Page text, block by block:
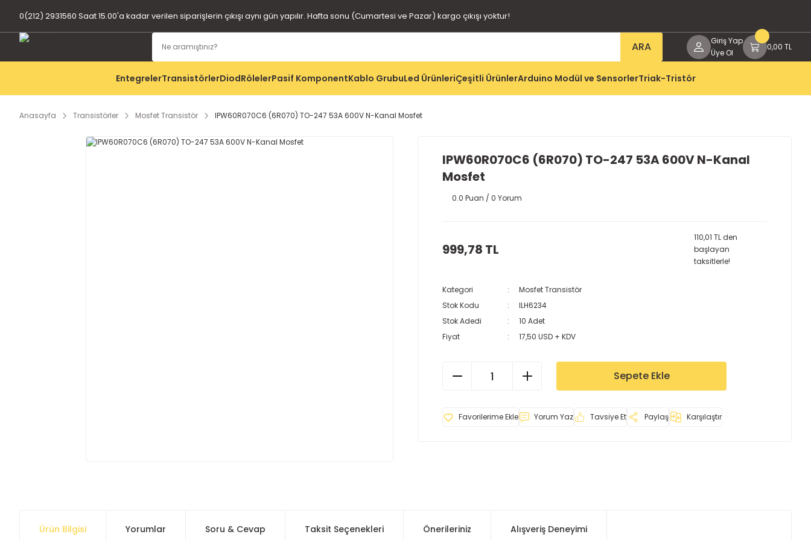
0(212) 2931560 Saat 15.00'a kadar verilen siparişlerin çıkışı aynı gün yapılır. Hafta sonu (Cumartesi ve Pazar) kargo çıkışı yoktur!
ARA
Giriş Yap
Üye Ol
0,00 TL
EntegrelerTransistörlerDiodRölelerPasif KomponentKablo GrubuLed ÜrünleriÇeşitli ÜrünlerArduino Modül ve SensorlerTriak-Tristör
Anasayfa Transistörler Mosfet Transistör IPW60R070C6 (6R070) TO-247 53A 600V N-Kanal Mosfet
IPW60R070C6 (6R070) TO-247 53A 600V N-Kanal
Mosfet
0.0 Puan / 0 Yorum
999,78 TL
110,01 TL den
başlayan
taksitlerle!
Kategori
Mosfet Transistör
Stok Kodu
ILH6234
Stok Adedi
10 Adet
Fiyat
17,50 USD + KDV
Sepete Ekle
Yorum Yaz Tavsiye Et Paylaş Karşılaştır
Ürün Bilgisi Yorumlar Soru & Cevap Taksit Seçenekleri Önerileriniz Alışveriş Deneyimi